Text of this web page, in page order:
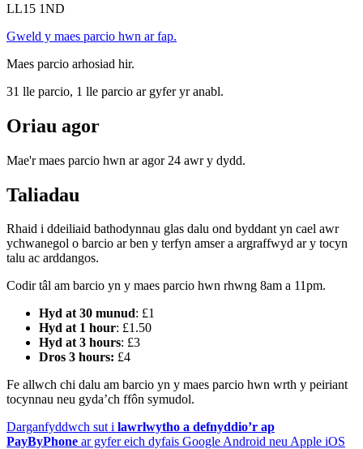
LL15 1ND
Gweld y maes parcio hwn ar fap.
Maes parcio arhosiad hir.
31 lle parcio, 1 lle parcio ar gyfer yr anabl.
Oriau agor
Mae'r maes parcio hwn ar agor 24 awr y dydd.
Taliadau
Rhaid i ddeiliaid bathodynnau glas dalu ond byddant yn cael awr
ychwanegol o barcio ar ben y terfyn amser a argraffwyd ar y tocyn
talu ac arddangos.
Codir tâl am barcio yn y maes parcio hwn rhwng 8am a 11pm.
Hyd at 30 munud: £1
Hyd at 1 hour: £1.50
Hyd at 3 hours: £3
Dros 3 hours: £4
Fe allwch chi dalu am barcio yn y maes parcio hwn wrth y peiriant
tocynnau neu gyda’ch ffôn symudol.
Darganfyddwch sut i lawrlwytho a defnyddio’r ap
PayByPhone ar gyfer eich dyfais Google Android neu Apple iOS